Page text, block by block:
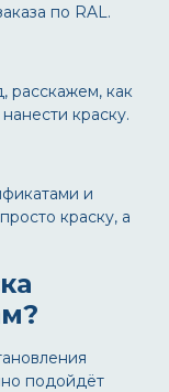
по RAL.
расскажем, как
краску.
и
краску, а
подойдёт